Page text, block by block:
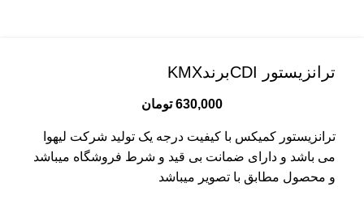
ترانزیستور CDIبرندKMX
630,000 تومان
ترانزیستور کمیکس با کیفیت درجه یک تولید شرکت لیهوا
می باشد و دارای ضمانت بی قید و شرط فروشگاه میباشد
و محصول مطابق با تصویر میباشد